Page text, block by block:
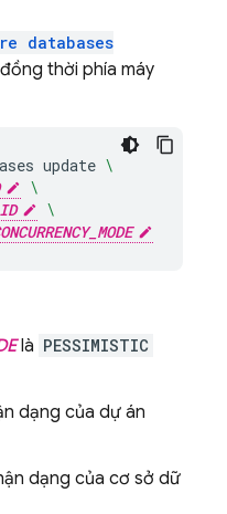
databases
thời phía máy
update \
\
\
là PESSIMISTIC
dạng của dự án
dạng của cơ sở dữ